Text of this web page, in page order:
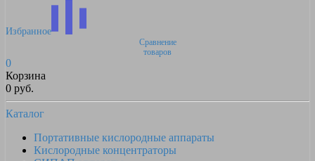
Избранное
Сравнение
товаров
0
Корзина
0 руб.
Каталог
Портативные кислородные аппараты
Кислородные концентраторы